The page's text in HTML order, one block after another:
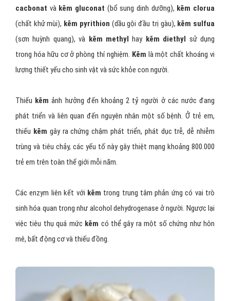
cacbonat và kẽm gluconat (bổ sung dinh dưỡng), kẽm clorua
(chất khử mùi), kẽm pyrithion (dầu gội đầu trị gàu), kẽm sulfua
(sơn huỳnh quang), và kẽm methyl hay kẽm diethyl sử dụng
trong hóa hữu cơ ở phòng thí nghiệm. Kẽm là một chất khoáng vi
lượng thiết yếu cho sinh vật và sức khỏe con người.
Thiếu kẽm ảnh hưởng đến khoảng 2 tỷ người ở các nước đang
phát triển và liên quan đến nguyên nhân một số bệnh. Ở trẻ em,
thiếu kẽm gây ra chứng chậm phát triển, phát dục trễ, dễ nhiễm
trùng và tiêu chảy, các yếu tố này gây thiệt mạng khoảng 800.000
trẻ em trên toàn thế giới mỗi năm.
Các enzym liên kết với kẽm trong trung tâm phản ứng có vai trò
sinh hóa quan trọng như alcohol dehydrogenase ở người. Ngược lại
việc tiêu thụ quá mức kẽm có thể gây ra một số chứng như hôn
mê, bất động cơ và thiếu đồng.